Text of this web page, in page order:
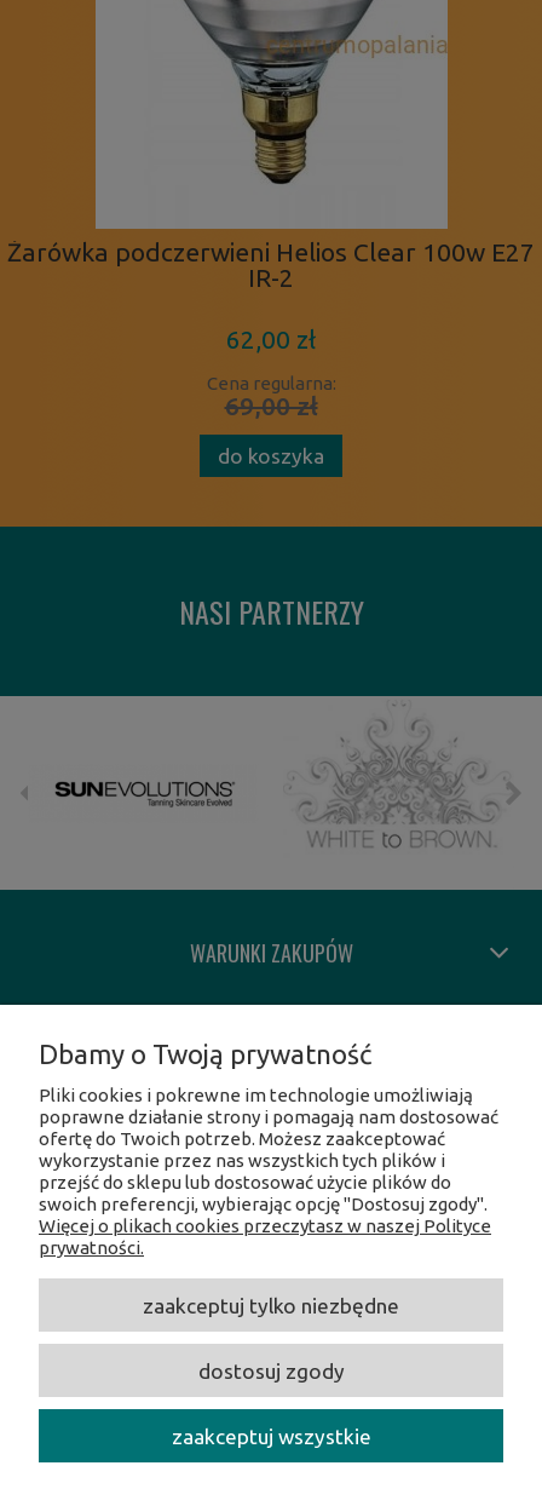
Żarówka podczerwieni Helios Clear 100w E27
IR-2
62,00 zł
Cena regularna:
69,00 zł
do koszyka
NASI PARTNERZY
WARUNKI ZAKUPÓW
INFORMACJE O SKLEPIE
SOCIAL MEDIA
Facebook
Linkedin
Youtube
CentrumOpalania/ Hołubcowa 49, 02-821 Warszawa /NIP:
609017017 / E-mail:centrumopalania@wp.pl
Dbamy o Twoją prywatność
Pliki cookies i pokrewne im technologie umożliwiają
poprawne działanie strony i pomagają nam dostosować
ofertę do Twoich potrzeb. Możesz zaakceptować
wykorzystanie przez nas wszystkich tych plików i
przejść do sklepu lub dostosować użycie plików do
swoich preferencji, wybierając opcję "Dostosuj zgody".
Więcej o plikach cookies przeczytasz w naszej Polityce
prywatności.
zaakceptuj tylko niezbędne
dostosuj zgody
zaakceptuj wszystkie